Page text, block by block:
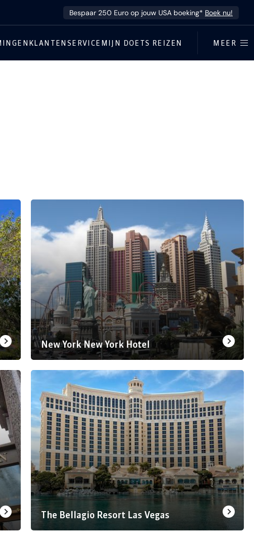
Bespaar 250 Euro op jouw USA boeking* Boek nu!
KLANTENSERVICE MIJN DOETS REIZEN MEER
New York New York Hotel
The Bellagio Resort Las Vegas